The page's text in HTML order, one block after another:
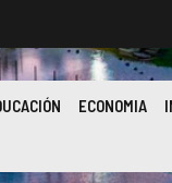
ECONOMIA